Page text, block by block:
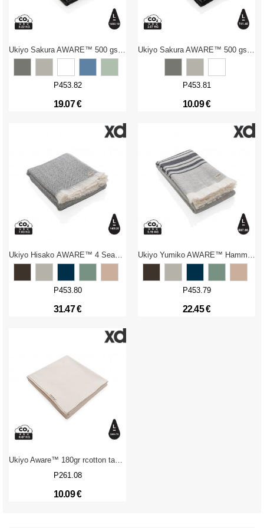
Ukiyo Sakura AWARE™ 500 gsm bath towel 70x140cm
P453.82
19.07 €
Ukiyo Sakura AWARE™ 500 gsm bath towel 50x100cm
P453.81
10.09 €
Ukiyo Hisako AWARE™ 4 Seasons towel/blanket 100x180
P453.80
31.47 €
Ukiyo Yumiko AWARE™ Hammam Towel 100 x 180cm
P453.79
22.45 €
Ukiyo Aware™ 180gr rcotton table cloth 250x140cm
P261.08
10.09 €